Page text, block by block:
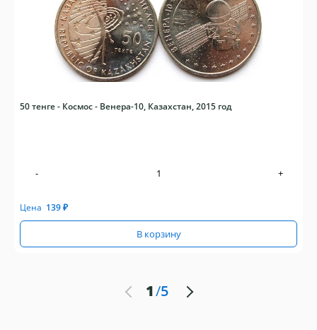
50 тенге - Космос - Венера-10, Казахстан, 2015 год
- +
Цена 139₽
В корзину
1/5